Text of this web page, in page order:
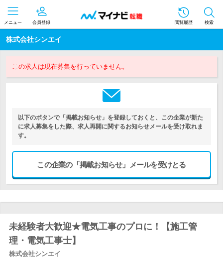
メニュー 会員登録 閲覧履歴 検索
株式会社シンエイ
この求人は現在募集を行っていません。
以下のボタンで「掲載お知らせ」を登録しておくと、この企業が新た
に求人募集をした際、求人再開に関するお知らせメールを受け取れま
す。
この企業の「掲載お知らせ」メールを受けとる
未経験者大歓迎★電気工事のプロに！【施工管
理・電気工事士】
株式会社シンエイ